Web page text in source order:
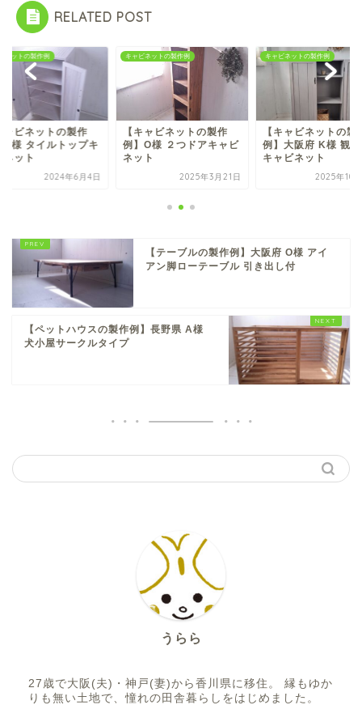
RELATED POST
ネットの製作例
ャビネットの製作
O様 タイルトップキ
ネット
2024年6月4日
キャビネットの製作例
【キャビネットの製作
例】O様 ２つドアキャビ
ネット
2025年3月21日
キャビネットの製作例
【キャビネットの製
例】大阪府 K様 観
キャビネット
2025年10
【テーブルの製作例】大阪府 O様 アイ
アン脚ローテーブル 引き出し付
【ペットハウスの製作例】長野県 A様
犬小屋サークルタイプ
うらら
27歳で大阪(夫)・神戸(妻)から香川県に移住。 縁もゆか
りも無い土地で、憧れの田舎暮らしをはじめました。